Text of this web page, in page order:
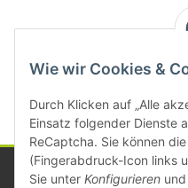
Wie wir Cookies &
Durch Klicken auf „Alle
Einsatz folgender Dienste
ReCaptcha. Sie können
(Fingerabdruck-Icon links
Sie unter Konfigurieren
Kategorien